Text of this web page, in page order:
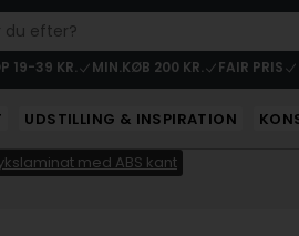
19-39 KR. MIN.KØB 200 KR. FAIR PRIS
UDSTILLING & INSPIRATION
med ABS kant